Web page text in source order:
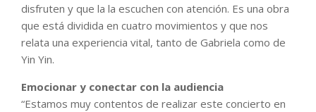
disfruten y que la la escuchen con atención. Es una obra
que está dividida en cuatro movimientos y que nos
relata una experiencia vital, tanto de Gabriela como de
Yin Yin.
Emocionar y conectar con la audiencia
“Estamos muy contentos de realizar este concierto en